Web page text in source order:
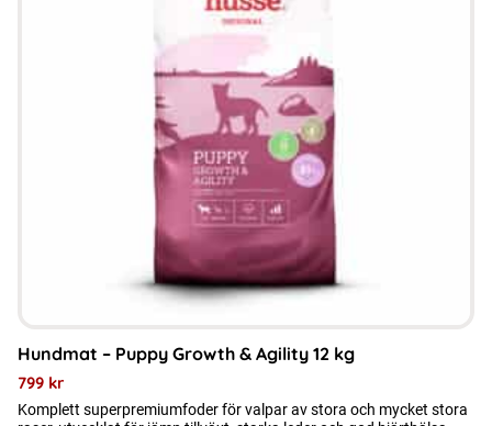
Hundmat – Puppy Growth & Agility 12 kg
799 kr
Komplett superpremiumfoder för valpar av stora och mycket stora